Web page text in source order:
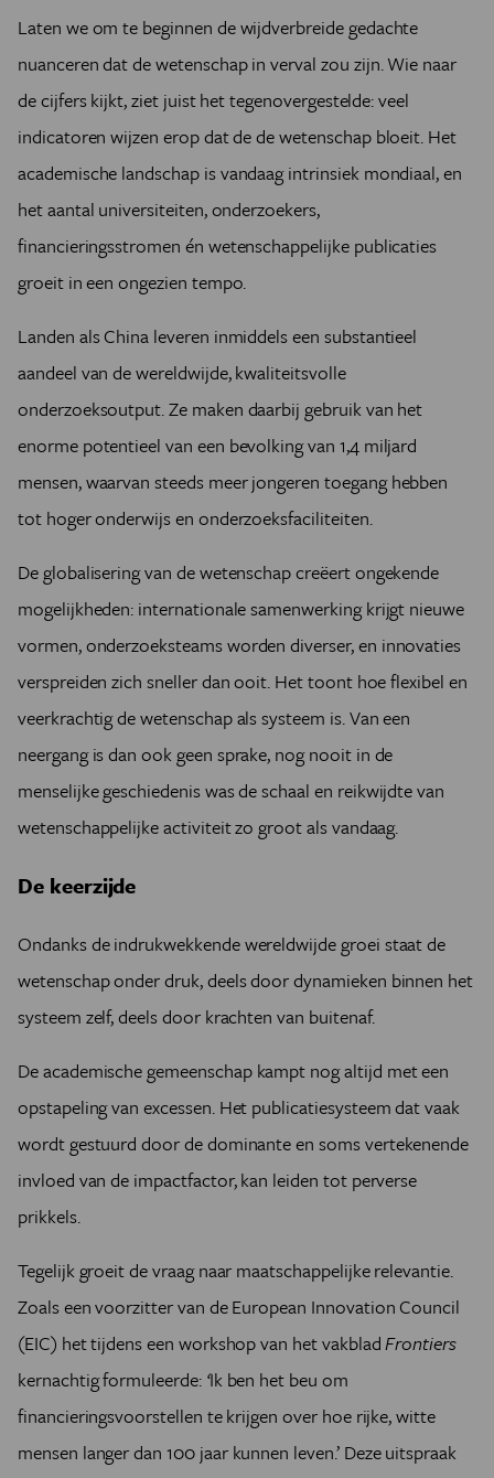
Laten we om te beginnen de wijdverbreide gedachte
nuanceren dat de wetenschap in verval zou zijn. Wie naar
de cijfers kijkt, ziet juist het tegenovergestelde: veel
indicatoren wijzen erop dat de de wetenschap bloeit. Het
academische landschap is vandaag intrinsiek mondiaal, en
het aantal universiteiten, onderzoekers,
financieringsstromen én wetenschappelijke publicaties
groeit in een ongezien tempo.
Landen als China leveren inmiddels een substantieel
aandeel van de wereldwijde, kwaliteitsvolle
onderzoeksoutput. Ze maken daarbij gebruik van het
enorme potentieel van een bevolking van 1,4 miljard
mensen, waarvan steeds meer jongeren toegang hebben
tot hoger onderwijs en onderzoeksfaciliteiten.
De globalisering van de wetenschap creëert ongekende
mogelijkheden: internationale samenwerking krijgt nieuwe
vormen, onderzoeksteams worden diverser, en innovaties
verspreiden zich sneller dan ooit. Het toont hoe flexibel en
veerkrachtig de wetenschap als systeem is. Van een
neergang is dan ook geen sprake, nog nooit in de
menselijke geschiedenis was de schaal en reikwijdte van
wetenschappelijke activiteit zo groot als vandaag.
De keerzijde
Ondanks de indrukwekkende wereldwijde groei staat de
wetenschap onder druk, deels door dynamieken binnen het
systeem zelf, deels door krachten van buitenaf.
De academische gemeenschap kampt nog altijd met een
opstapeling van excessen. Het publicatiesysteem dat vaak
wordt gestuurd door de dominante en soms vertekenende
invloed van de impactfactor, kan leiden tot perverse
prikkels.
Tegelijk groeit de vraag naar maatschappelijke relevantie.
Zoals een voorzitter van de European Innovation Council
(EIC) het tijdens een workshop van het vakbladFrontiers
kernachtig formuleerde: ‘Ik ben het beu om
financieringsvoorstellen te krijgen over hoe rijke, witte
mensen langer dan 100 jaar kunnen leven.’ Deze uitspraak